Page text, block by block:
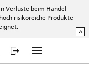
Verluste beim Handel
risikoreiche Produkte
^